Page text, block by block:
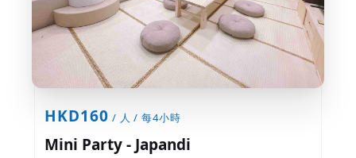
HKD160 / 人 / 每4小時
Mini Party - Japandi